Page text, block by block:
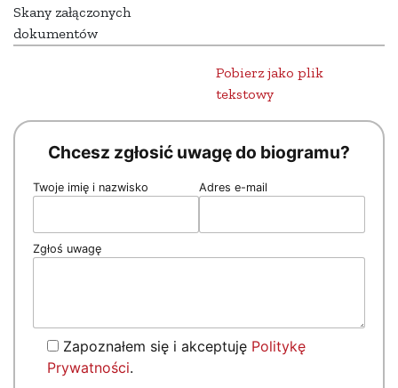
Skany załączonych
dokumentów
Pobierz jako plik
tekstowy
Chcesz zgłosić uwagę do biogramu?
Twoje imię i nazwisko Adres e-mail
Zgłoś uwagę
Zapoznałem się i akceptuję Politykę
Prywatności.